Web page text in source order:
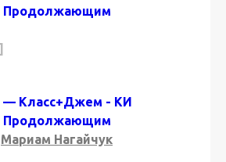
Продолжающим
Класс+Джем - КИ
Продолжающим
Мариам Нагайчук